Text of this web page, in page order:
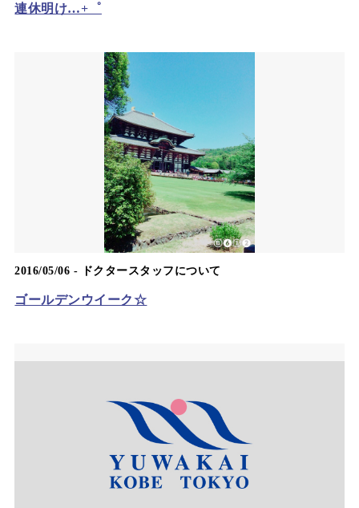
連休明け…+゜
2016/05/06 - ドクタースタッフについて
ゴールデンウイーク☆